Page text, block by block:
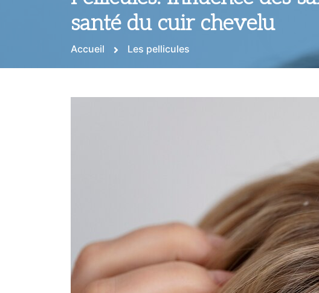
santé du cuir chevelu
Accueil Les pellicules